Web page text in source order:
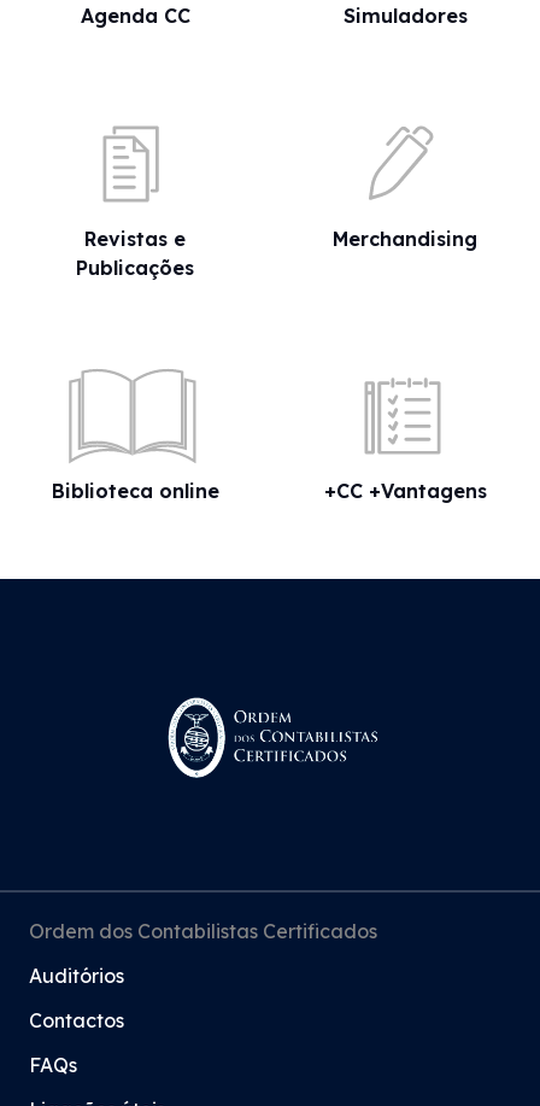
Agenda CC Simuladores
Revistas e
Publicações
Merchandising
Biblioteca online +CC +Vantagens
Ordem dos Contabilistas Certificados
Auditórios
Contactos
FAQs